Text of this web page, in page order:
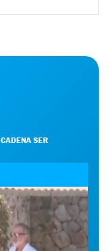
CADENA SER